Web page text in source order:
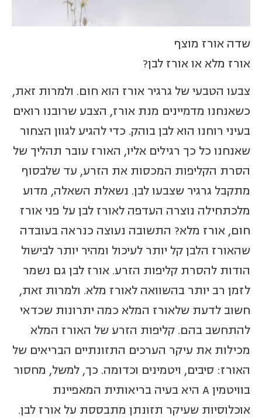
שדה אורז מוצף
אורז מלא או אורז לבן?
צבעו הטבעי של גרגיר אורז הוא חום. ולמרות זאת,
כשאנחנו מדמיינים מנת אורז, הצבע שרובנו רואים
בעיני רוחנו הוא לבן בוהק. כדי להגיע לגוון הצחור
שאנחנו כל כך רגילים אליו, האורז עובר תהליך של
הסרת הקליפות המכסות את הזרע, עד שלבסוף
מתקבל גרגיר שצבעו לבן. נשאלת השאלה, מדוע
מלכתחילה נוצרה העדפה לאורז לבן על פני אורז
חום, אורז מלא? התשובה נעוצה כנראה בעובדה
שהאורז הלבן קל יותר לעיכול ומהיר יותר לבישול
הודות להסרת קליפות הזרע. אורז לבן גם נשמר
לזמן רב יותר בהשוואה לאורז מלא. ולמרות זאת,
חשוב לדעת שלאורז המלא כמה יתרונות שכדאי
להתחשב בהם. קליפות הזרע של האורז המלא
מכילות את עיקר הערכים התזונתיים הבריאים של
האורז: סיבים, ויטמינים וכדומה. כך, למשל, מחסור
בוויטמיןA היא בעיה בריאותית המאפיינת
אוכלוסיות שעיקר תזונתן מתבססת על אורז לבן.